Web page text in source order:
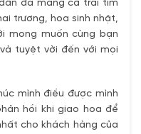
đã mang cả trái tím
trương, hoa sinh nhật,
mong muốn cùng bạn
tuyệt vời đến với mọi
mình điều được mình
hồi khi giao hoa để
cho khách hàng của